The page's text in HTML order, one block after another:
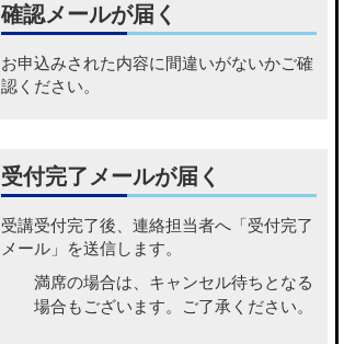
確認メールが届く
お申込みされた内容に間違いがないかご確
認ください。
受付完了メールが届く
受講受付完了後、連絡担当者へ「受付完了
メール」を送信します。
満席の場合は、キャンセル待ちとなる
場合もございます。ご了承ください。